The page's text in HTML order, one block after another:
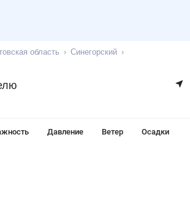
область
Синегорский
Давление Ветер Осадки